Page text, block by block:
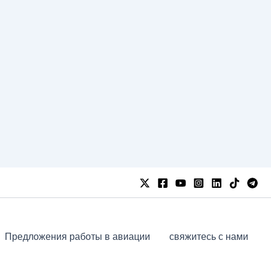
Предложения работы в авиации свяжитесь с нами